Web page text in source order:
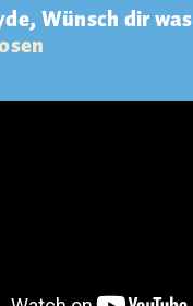
Wünsch dir was